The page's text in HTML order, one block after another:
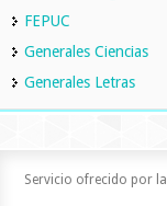
FEPUC
Generales Ciencias
Generales Letras
Servicio ofrecido por